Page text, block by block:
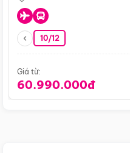
10/12
Giá từ:
60.990.000đ